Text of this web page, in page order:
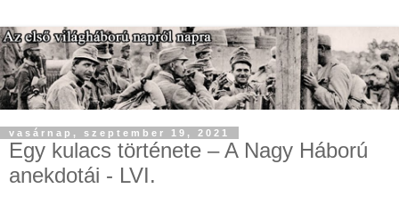
vasárnap, szeptember 19, 2021
Egy kulacs története – A Nagy Háború
anekdotái - LVI.